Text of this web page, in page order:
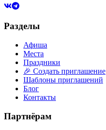
Разделы
Афиша
Места
Праздники
🎉 Создать приглашение
Шаблоны приглашений
Блог
Контакты
Партнёрам